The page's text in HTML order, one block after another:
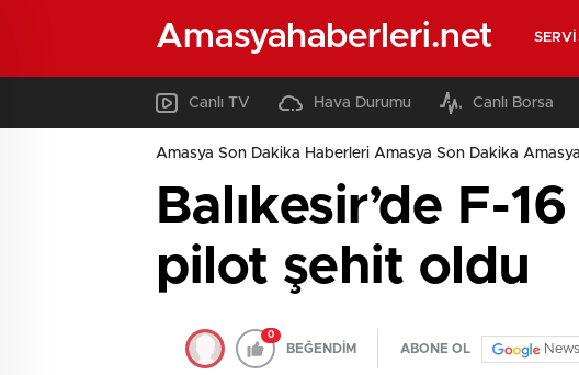
Amasyahaberleri.net
Canlı TV Hava Durumu Canlı Borsa
Amasya Son Dakika Haberleri Amasya Son Dakika
Balıkesir’de F-
pilot şehit oldu
0
BEĞENDİM ABONE OL News